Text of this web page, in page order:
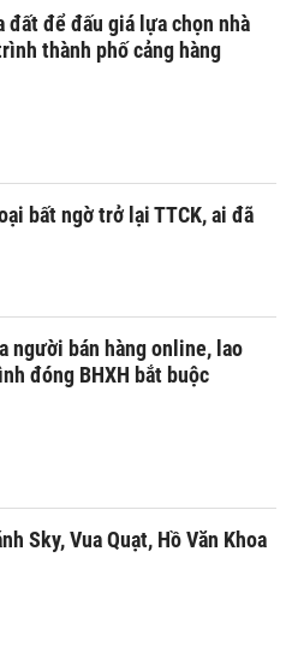
đất để đấu giá lựa chọn nhà
thành phố cảng hàng
bất ngờ trở lại TTCK, ai đã
người bán hàng online, lao
đóng BHXH bắt buộc
Sky, Vua Quạt, Hồ Văn Khoa